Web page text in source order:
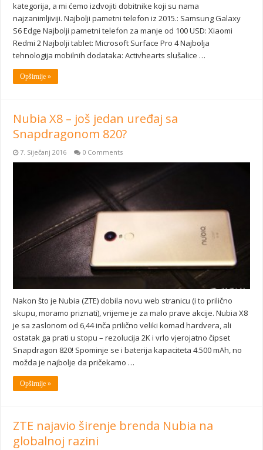
kategorija, a mi ćemo izdvojiti dobitnike koji su nama
najzanimljiviji. Najbolji pametni telefon iz 2015.: Samsung Galaxy
S6 Edge Najbolji pametni telefon za manje od 100 USD: Xiaomi
Redmi 2 Najbolji tablet: Microsoft Surface Pro 4 Najbolja
tehnologija mobilnih dodataka: Activhearts slušalice …
Opširnije »
Nubia X8 – još jedan uređaj sa
Snapdragonom 820?
7. Siječanj 2016 0 Comments
Nakon što je Nubia (ZTE) dobila novu web stranicu (i to prilično
skupu, moramo priznati), vrijeme je za malo prave akcije. Nubia X8
je sa zaslonom od 6,44 inča prilično veliki komad hardvera, ali
ostatak ga prati u stopu – rezolucija 2K i vrlo vjerojatno čipset
Snapdragon 820! Spominje se i baterija kapaciteta 4.500 mAh, no
možda je najbolje da pričekamo …
Opširnije »
ZTE najavio širenje brenda Nubia na
globalnoj razini